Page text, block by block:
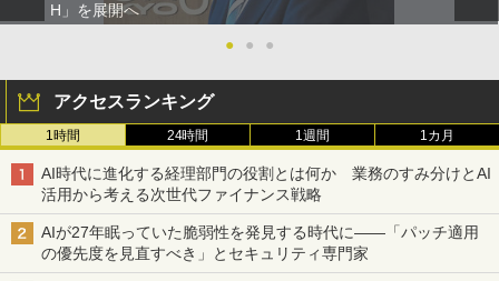
H」を展開へ
●
● ●
アクセスランキング
1時間 24時間 1週間 1カ月
AI時代に進化する経理部門の役割とは何か 業務のすみ分けとAI
活用から考える次世代ファイナンス戦略
AIが27年眠っていた脆弱性を発見する時代に――「パッチ適用
の優先度を見直すべき」とセキュリティ専門家